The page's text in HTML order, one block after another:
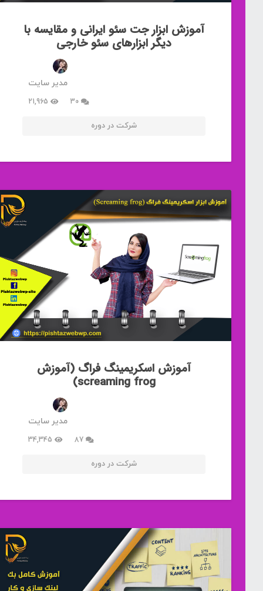
آموزش ابزار جت سئو ایرانی و مقایسه با
دیگر ابزارهای سئو خارجی
مدیر سایت
30دیدگاه 21,965
شرکت در دوره
آموزش اسکریمینگ فراگ (آموزش
screaming frog)
مدیر سایت
87دیدگاه 34,345
شرکت در دوره